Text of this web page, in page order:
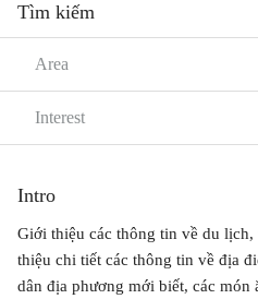
Tìm kiếm
Area
Interest
Intro
Giới thiệu các thông tin về du
thiệu chi tiết các thông tin về địa
dân địa phương mới biết, các món